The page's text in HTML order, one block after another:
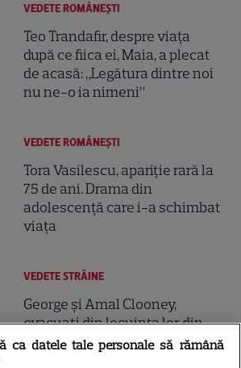
VEDETE ROMÂNEŞTI
Teo Trandafir, despre viața
după ce fiica ei, Maia, a plecat
de acasă: „Legătura dintre noi
nu ne-o ia nimeni”
VEDETE ROMÂNEŞTI
Tora Vasilescu, apariție rară la
75 de ani. Drama din
adolescență care i-a schimbat
viața
VEDETE STRĂINE
George și Amal Clooney,
evacuați din locuința lor din
Franța din cauza incendiilor.
ca datele tale personale să rămână